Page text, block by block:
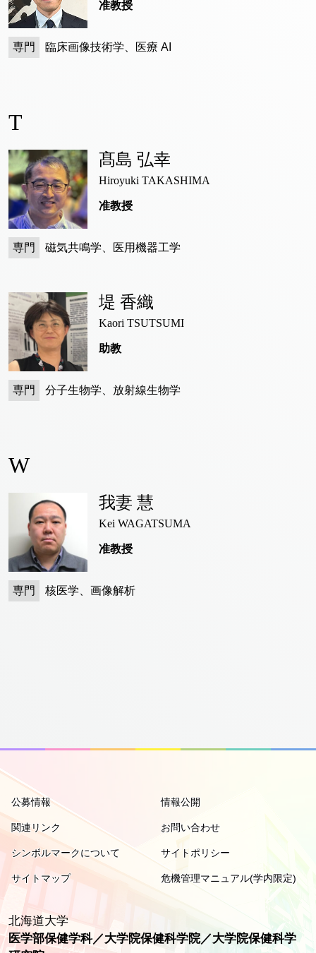
准教授
専門 臨床画像技術学、医療 AI
T
髙島 弘幸
Hiroyuki TAKASHIMA
准教授
専門 磁気共鳴学、医用機器工学
堤 香織
Kaori TSUTSUMI
助教
専門 分子生物学、放射線生物学
W
我妻 慧
Kei WAGATSUMA
准教授
専門 核医学、画像解析
北海道大学
医学部保健学科／大学院保健科学院／大学院保健科学
公募情報 情報公開
関連リンク お問い合わせ
シンボルマークについて サイトポリシー
サイトマップ 危機管理マニュアル(学内限定)